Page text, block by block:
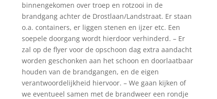
binnengekomen over troep en rotzooi in de
brandgang achter de Drostlaan/Landstraat. Er staan
o.a. containers, er liggen stenen en ijzer etc. Een
soepele doorgang wordt hierdoor verhinderd. – Er
zal op de flyer voor de opschoon dag extra aandacht
worden geschonken aan het schoon en doorlaatbaar
houden van de brandgangen, en de eigen
verantwoordelijkheid hiervoor. – We gaan kijken of
we eventueel samen met de brandweer een rondje